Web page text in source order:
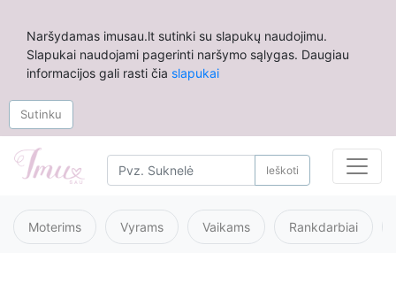
Naršydamas imusau.lt sutinki su slapukų naudojimu.
Slapukai naudojami pagerinti naršymo sąlygas. Daugiau
informacijos gali rasti čia slapukai
Sutinku
Ieškoti
Moterims Vyrams Vaikams Rankdarbiai